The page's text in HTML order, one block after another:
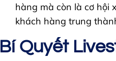
hàng mà còn là cơ hội
khách hàng trung
Bí Quyết